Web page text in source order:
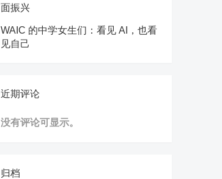
面振兴
WAIC 的中学女生们：看见 AI，也看
见自己
近期评论
没有评论可显示。
归档